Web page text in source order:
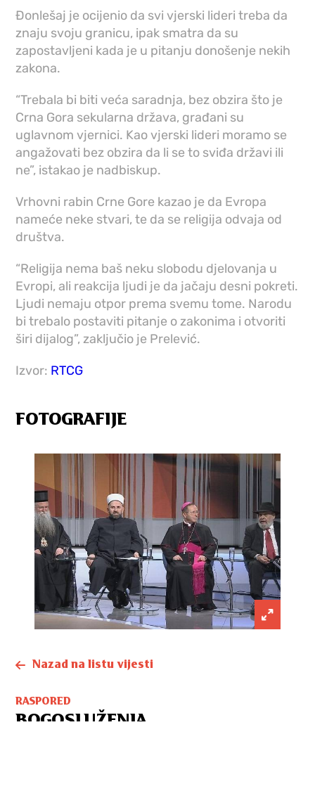
Đonlešaj je ocijenio da svi vjerski lideri treba da
znaju svoju granicu, ipak smatra da su
zapostavljeni kada je u pitanju donošenje nekih
zakona.
“Trebala bi biti veća saradnja, bez obzira što je
Crna Gora sekularna država, građani su
uglavnom vjernici. Kao vjerski lideri moramo se
angažovati bez obzira da li se to sviđa državi ili
ne”, istakao je nadbiskup.
Vrhovni rabin Crne Gore kazao je da Evropa
nameće neke stvari, te da se religija odvaja od
društva.
“Religija nema baš neku slobodu djelovanja u
Evropi, ali reakcija ljudi je da jačaju desni pokreti.
Ljudi nemaju otpor prema svemu tome. Narodu
bi trebalo postaviti pitanje o zakonima i otvoriti
širi dijalog”, zaključio je Prelević.
Izvor: RTCG
FOTOGRAFIJE
Nazad na listu vijesti
RASPORED
BOGOSLUŽENJA